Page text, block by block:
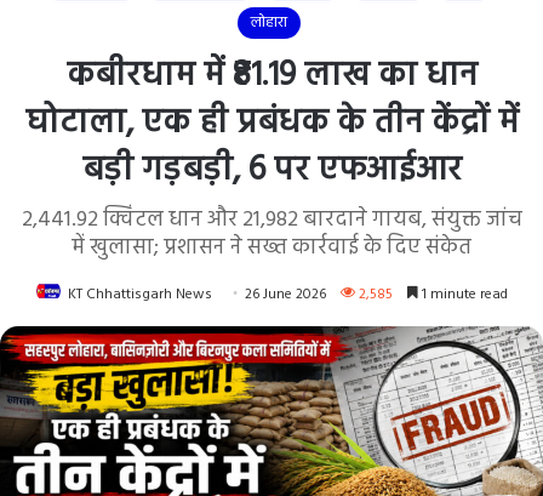
लोहारा
कबीरधाम में ₹81.19 लाख का धान
घोटाला, एक ही प्रबंधक के तीन केंद्रों में
बड़ी गड़बड़ी, 6 पर एफआईआर
2,441.92 क्विंटल धान और 21,982 बारदाने गायब, संयुक्त जांच
में खुलासा; प्रशासन ने सख्त कार्रवाई के दिए संकेत
KT Chhattisgarh News 26 June 2026 2,585 1 minute read